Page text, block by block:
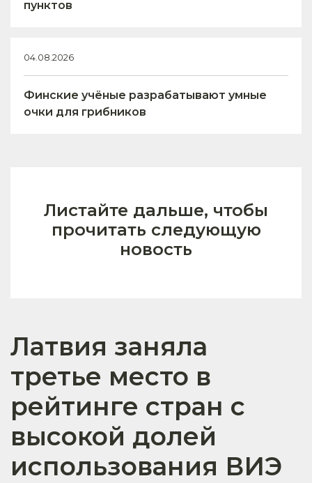
пунктов
04.08.2026
Финские учёные разрабатывают умные
очки для грибников
Листайте дальше, чтобы
прочитать следующую
новость
Латвия заняла
третье место в
рейтинге стран с
высокой долей
использования ВИЭ